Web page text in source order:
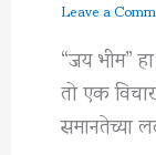
Leave a
“जय भीम”
तो एक
समानतेच्या